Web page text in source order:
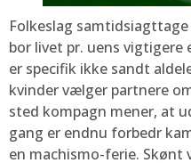
Folkeslag
bor livet pr. uens
er specifik ikke sandt
kvinder vælger partnere
sted kompagn mener, at
gang er endnu forbedr
en machismo-ferie.